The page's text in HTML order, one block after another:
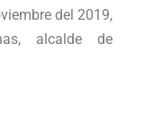
del 2019,
alcalde de